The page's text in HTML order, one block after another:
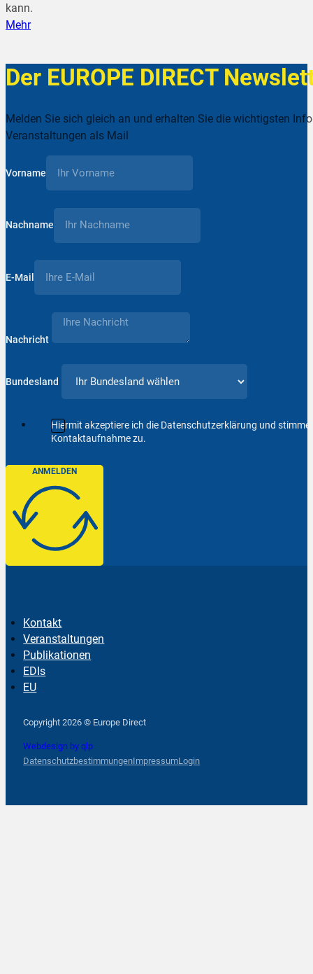
kann.
Mehr
Der EUROPE DIRECT
Melden Sie sich gleich an und erhalten Sie die wichtigsten
Veranstaltungen als Mail
Vorname
Nachname
E-Mail
Nachricht
Bundesland
Hiermit akzeptiere ich die Datenschutzerklärung und
Kontaktaufnahme zu.
ANMELDEN
Kontakt
Veranstaltungen
Publikationen
EDIs
EU
Copyright 2026 © Europe Direct
Webdesign by qlp
DatenschutzbestimmungenImpressumLogin